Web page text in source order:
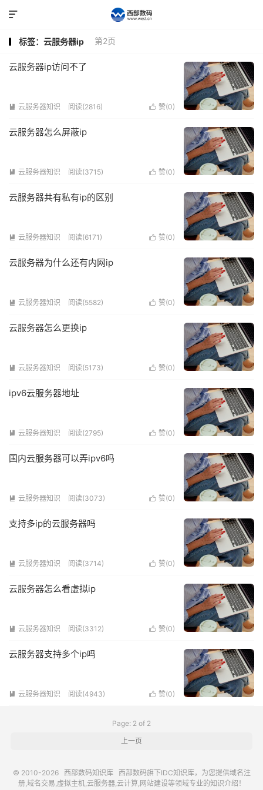

标签：云服务器ip 第2页
云服务器ip访问不了
 云服务器知识 阅读(2816)  赞(0)
云服务器怎么屏蔽ip
 云服务器知识 阅读(3715)  赞(0)
云服务器共有私有ip的区别
 云服务器知识 阅读(6171)  赞(0)
云服务器为什么还有内网ip
 云服务器知识 阅读(5582)  赞(0)
云服务器怎么更换ip
 云服务器知识 阅读(5173)  赞(0)
ipv6云服务器地址
 云服务器知识 阅读(2795)  赞(0)
国内云服务器可以弄ipv6吗
 云服务器知识 阅读(3073)  赞(0)
支持多ip的云服务器吗
 云服务器知识 阅读(3714)  赞(0)
云服务器怎么看虚拟ip
 云服务器知识 阅读(3312)  赞(0)
云服务器支持多个ip吗
 云服务器知识 阅读(4943)  赞(0)
Page: 2 of 2
上一页
© 2010-2026 西部数码知识库 西部数码旗下IDC知识库，为您提供域名注
册,域名交易,虚拟主机,云服务器,云计算,网站建设等领域专业的知识介绍！